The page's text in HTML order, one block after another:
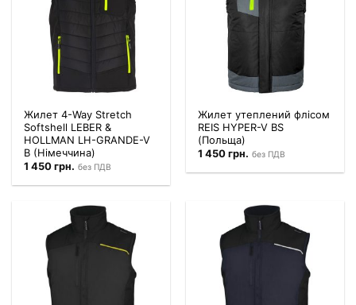
Жилет 4-Way Stretch
Softshell LEBER &
HOLLMAN LH-GRANDE-V
B (Німеччина)
1 450грн. без ПДВ
Жилет утеплений флісом
REIS HYPER-V BS
(Польща)
1 450грн. без ПДВ